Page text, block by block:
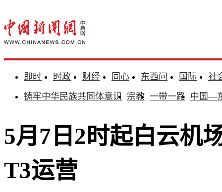
即时 时政 财经 同心 东西问 国际
社
铸牢中华民族共同体意识 宗教 一带一路 中国—
5月7日2时起白云机
T3运营